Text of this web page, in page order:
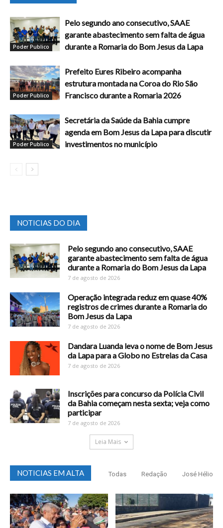
Poder Publico
Pelo segundo ano consecutivo, SAAE
garante abastecimento sem falta de água
durante a Romaria do Bom Jesus da Lapa
Poder Publico
Prefeito Eures Ribeiro acompanha
estrutura montada na Coroa do Rio São
Francisco durante a Romaria 2026
Poder Publico
Secretária da Saúde da Bahia cumpre
agenda em Bom Jesus da Lapa para discutir
investimentos no município
NOTICIAS DO DIA
Pelo segundo ano consecutivo, SAAE
garante abastecimento sem falta de água
durante a Romaria do Bom Jesus da Lapa
7 de agosto de 2026
Operação integrada reduz em quase 40%
registros de crimes durante a Romaria do
Bom Jesus da Lapa
7 de agosto de 2026
Dandara Luanda leva o nome de Bom Jesus
da Lapa para a Globo no Estrelas da Casa
7 de agosto de 2026
Inscrições para concurso da Polícia Civil
da Bahia começam nesta sexta; veja como
participar
7 de agosto de 2026
Leia Mais
NOTICIAS EM ALTA Todas Redação José Hélio